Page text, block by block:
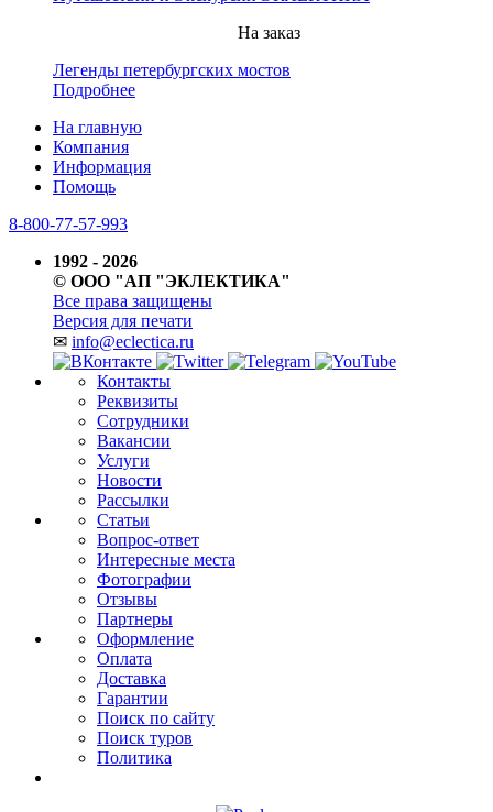
На заказ
Легенды петербургских мостов
Подробнее
На главную
Компания
Информация
Помощь
8-800-77-57-993
1992 - 2026
© ООО "АП "ЭКЛЕКТИКА"
Все права защищены
Версия для печати
✉ info@eclectica.ru
Контакты
Реквизиты
Сотрудники
Вакансии
Услуги
Новости
Рассылки
Статьи
Вопрос-ответ
Интересные места
Фотографии
Отзывы
Партнеры
Оформление
Оплата
Доставка
Гарантии
Поиск по сайту
Поиск туров
Политика